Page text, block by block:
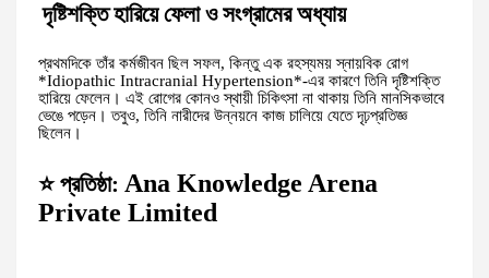
দৃষ্টিশক্তি হারিয়ে ফেলা ও সংগ্রামের অধ্যায়
প্রথমদিকে তাঁর কর্মজীবন ছিল সফল, কিন্তু এক রহস্যময় স্নায়বিক রোগ
*Idiopathic Intracranial Hypertension*-এর কারণে তিনি দৃষ্টিশক্তি
হারিয়ে ফেলেন। এই রোগের কোনও স্থায়ী চিকিৎসা না থাকায় তিনি মানসিকভাবে
ভেঙে পড়েন। তবুও, তিনি নারীদের উন্নয়নে কাজ চালিয়ে যেতে দৃঢ়প্রতিজ্ঞ
ছিলেন।
⭐ প্রতিষ্ঠা: Ana Knowledge Arena
Private Limited